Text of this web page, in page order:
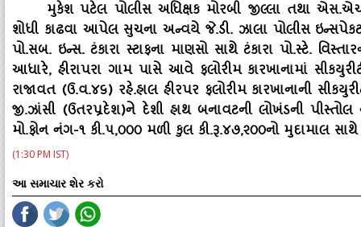
મુકેશ પટેલ પોલીસ અધિક્ષક મોરબી જીલ્લા તથા
શોધી કાઢવા આપેલ સુચના અન્‍વયે જે.ડી. ઝાલા પોલીસ
પો.સબ. ઇન્‍સ. ટંકારા સ્‍ટાફના માણસો સાથે ટંકારા પો.સ્‍ટે.
આધારે, હીરાપરા ગામ પાસે આવે ફલોરીમ કારખાનામાં
રાજાવત (ઉ.વ.૪૬) રહે.હાલ હીરપર ફલોરીમ કારખાનાની
જી.ઝાંસી (ઉતરપ્રદેશ)ને દેશી હાથ બનાવટની લોખંડની પીસ્‍તોલ
મો.ફોન નંગ-૧ કી.૫,૦૦૦ મળી કુલ કી.રૂ.૪૭,૨૦૦નો મુદામાલ સાથે
(1:30 PM IST)
આ સમાચાર શેર કરો